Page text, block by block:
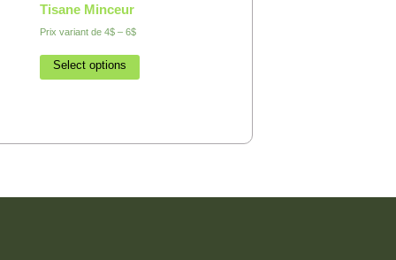
Tisane Minceur
Prix variant de4$ –6$
Select options